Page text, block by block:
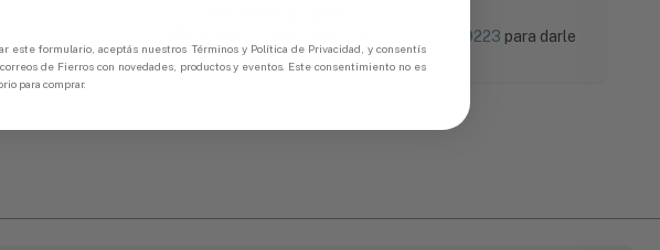
+504 9774-9223 para darle
soporte a tu compra.
este formulario, aceptás nuestros Términos y Política de Privacidad, y consentís
de Fierros con novedades, productos y eventos. Este consentimiento no es
para comprar.